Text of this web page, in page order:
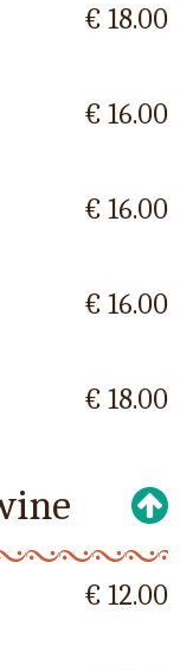
€ 18.00
€ 16.00
€ 16.00
€ 16.00
€ 18.00
€ 12.00